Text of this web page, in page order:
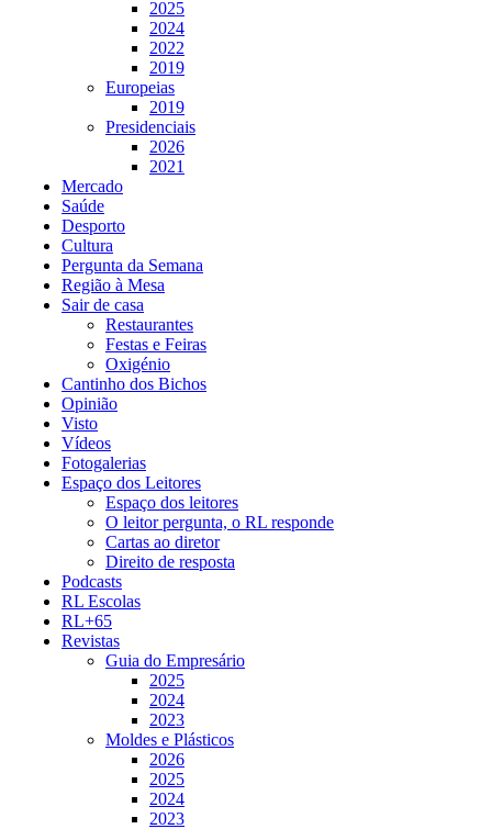
2025
2024
2022
2019
Europeias
2019
Presidenciais
2026
2021
Mercado
Saúde
Desporto
Cultura
Pergunta da Semana
Região à Mesa
Sair de casa
Restaurantes
Festas e Feiras
Oxigénio
Cantinho dos Bichos
Opinião
Visto
Vídeos
Fotogalerias
Espaço dos Leitores
Espaço dos leitores
O leitor pergunta, o RL responde
Cartas ao diretor
Direito de resposta
Podcasts
RL Escolas
RL+65
Revistas
Guia do Empresário
2025
2024
2023
Moldes e Plásticos
2026
2025
2024
2023